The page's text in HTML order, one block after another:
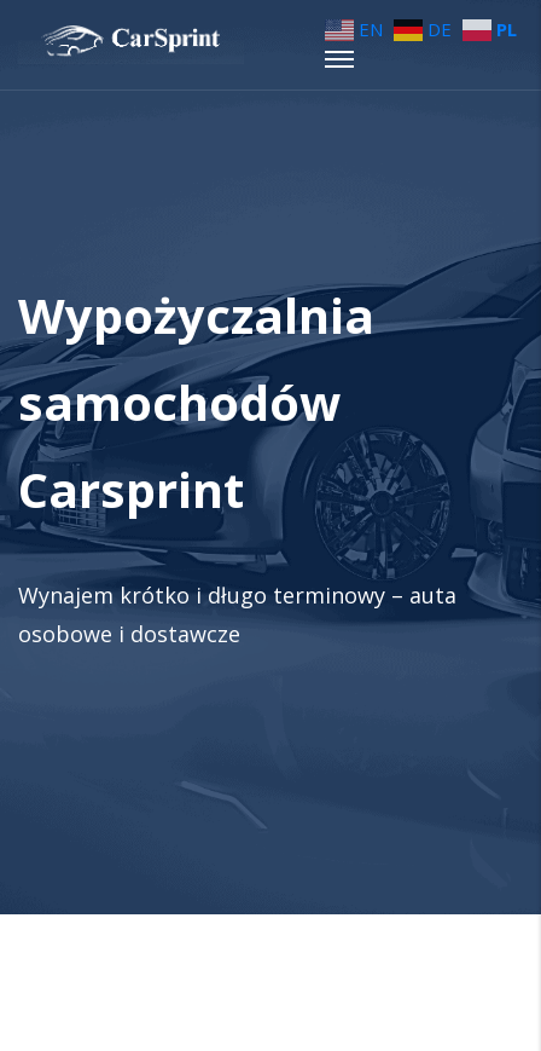
EN DE PL
Wypożyczalnia
samochodów
Carsprint
Wynajem krótko i długo terminowy – auta
osobowe i dostawcze